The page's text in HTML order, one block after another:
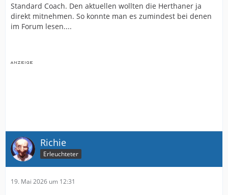
Standard Coach. Den aktuellen wollten die Herthaner ja
direkt mitnehmen. So konnte man es zumindest bei denen
im Forum lesen....
Richie
Erleuchteter
19. Mai 2026 um 12:31